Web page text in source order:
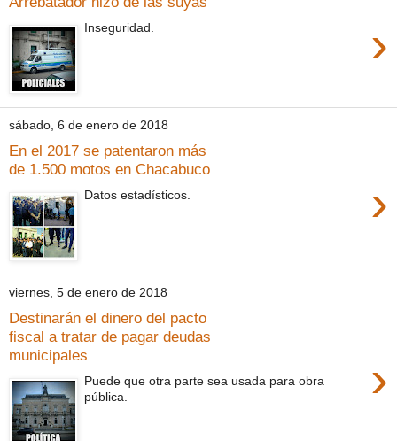
›
Inseguridad.
sábado, 6 de enero de 2018
En el 2017 se patentaron más
de 1.500 motos en Chacabuco
›
Datos estadísticos.
viernes, 5 de enero de 2018
Destinarán el dinero del pacto
fiscal a tratar de pagar deudas
municipales
›
Puede que otra parte sea usada para obra
pública.